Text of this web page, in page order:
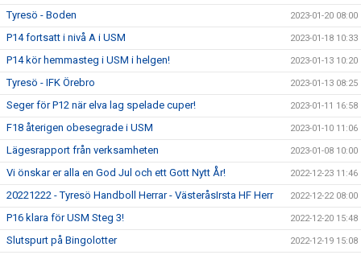
Tyresö - Boden 2023-01-20 08:00
P14 fortsatt i nivå A i USM 2023-01-18 10:33
P14 kör hemmasteg i USM i helgen! 2023-01-13 10:20
Tyresö - IFK Örebro 2023-01-13 08:25
Seger för P12 när elva lag spelade cuper! 2023-01-11 16:58
F18 återigen obesegrade i USM 2023-01-10 11:06
Lägesrapport från verksamheten 2023-01-08 10:00
Vi önskar er alla en God Jul och ett Gott Nytt År! 2022-12-23 11:46
20221222 - Tyresö Handboll Herrar - VästeråsIrsta HF Herr 2022-12-22 08:00
P16 klara för USM Steg 3! 2022-12-20 15:48
Slutspurt på Bingolotter 2022-12-19 15:08